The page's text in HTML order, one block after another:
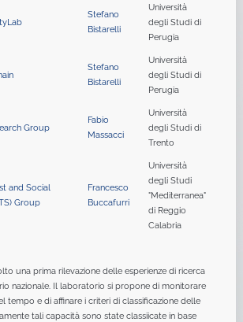
Stefano
Bistarelli
Università
degli Studi di
Perugia
Stefano
Bistarelli
Università
degli Studi di
Perugia
Group
Fabio
Massacci
Università
degli Studi di
Trento
and Social
Group
Francesco
Buccafurri
Università
degli Studi
"Mediterranea"
di Reggio
Calabria
una prima rilevazione delle esperienze di ricerca
nazionale. Il laboratorio si propone di monitorare
tempo e di affinare i criteri di classificazione delle
tali capacità sono state classiicate in base